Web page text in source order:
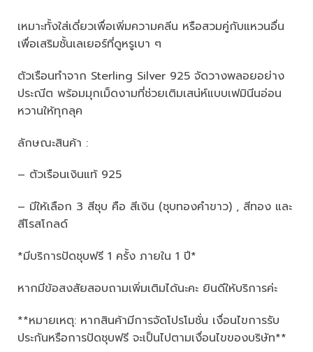
เหมาะทั้งใส่เดี่ยวเพื่อเพิ่มความคลีน หรือสวมคู่กับแหวนอื่น
เพื่อเสริมชั้นเลเยอร์ที่ดูหรูเบา ๆ
ตัวเรือนทำจาก Sterling Silver 925 จัดวางพลอยอย่าง
ประณีต พร้อมมุกเม็ดงามที่ช่วยเติมเสน่ห์แบบเฟมินีนอ่อน
หวานให้ทุกลุค
ลักษณะสินค้า :
– ตัวเรือนเงินแท้ 925
– มีให้เลือก 3 สีชุบ คือ สีเงิน (ชุบทองคำขาว) , สีทอง และ
สีโรสโกลด์
*มีบริการปัดชุบฟรี 1 ครั้ง ภายใน 1 ปี*
หากมีข้อสงสัยสอบถามเพิ่มเติมได้นะคะ ยินดีให้บริการค่ะ
**หมายเหตุ: หากสินค้ามีการจัดโปรโมชั่น เงื่อนไขการรับ
ประกันหรือการปัดชุบฟรี จะเป็นไปตามเงื่อนไขของบริษัท**